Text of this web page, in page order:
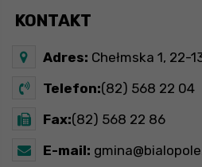
KONTAKT
Adres: Chełmska 1, 22-
Telefon:(82) 568 22 04
Fax:(82) 568 22 86
E-mail: